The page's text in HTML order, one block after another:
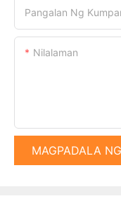
Pangalan Ng
Nilalaman
MAGPADALA